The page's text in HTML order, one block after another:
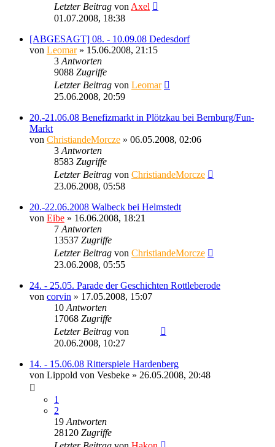
Letzter Beitrag vonAxel
01.07.2008, 18:38
[ABGESAGT] 08. - 10.09.08 Dedesdorf
von Leomar» 15.06.2008, 21:15
3Antworten
9088 Zugriffe
Letzter Beitrag von Leomar
25.06.2008, 20:59
20.-21.06.08 Benefizmarkt in Plötzkau bei Bernburg/Fun-
Markt
von ChristiandeMorcze » 06.05.2008, 02:06
3Antworten
8583 Zugriffe
Letzter Beitrag von ChristiandeMorcze
23.06.2008, 05:58
20.-22.06.2008 Walbeck bei Helmstedt
von Eibe » 16.06.2008, 18:21
7Antworten
13537 Zugriffe
Letzter Beitrag von ChristiandeMorcze
23.06.2008, 05:55
24. - 25.05. Parade der Geschichten Rottleberode
von corvin » 17.05.2008, 15:07
10Antworten
17068 Zugriffe
Letzter Beitrag von
20.06.2008, 10:27
14. - 15.06.08 Ritterspiele Hardenberg
von Lippold von Vesbeke » 26.05.2008, 20:48
1
2
19Antworten
28120 Zugriffe